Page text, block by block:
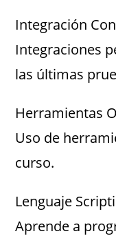
Integración
Integraciones
las últimas
Herramientas
Uso de
curso.
Lenguaje
Aprende a